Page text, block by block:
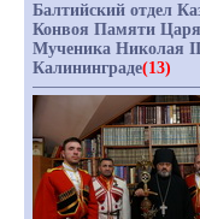
Балтийский отдел
Конвоя Памяти Царя
Мученика Николая
Калининграде(13)